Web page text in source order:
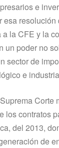
e
esa
a la CFE y la
un poder no
sector de
e
Corte
los contratos
del 2013,
de